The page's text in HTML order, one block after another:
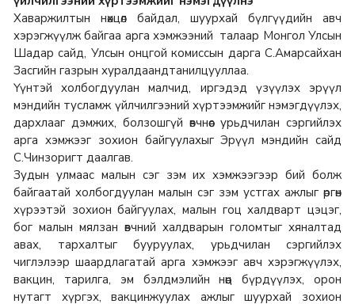
Хаваржилтын нөхцөл байдал, шуурхай бүлгүүдийн авч
хэрэгжүүлж байгаа арга хэмжээний талаар Монгол Улсын
Шадар сайд, Улсын онцгой комиссын дарга С.Амарсайхан
Засгийн газрын хуралдаандтанилцууллаа.
Үүнтэй холбогдуулан малчид, иргэдэд үзүүлэх эрүүл
мэндийн тусламж үйлчилгээний хүртээмжийг нэмэгдүүлэх,
дархлааг дэмжих, болзошгүй өвчнөөс урьдчилан сэргийлэх
арга хэмжээг зохион байгуулахыг Эрүүл мэндийн сайд
С.Чинзоригт даалгав.
Зудын улмаас малын сэг зэм их хэмжээгээр бий болж
байгаатай холбогдуулан малын сэг зэм устгах ажлыг өргөн
хүрээтэй зохион байгуулах, малын гоц халдварт цэцэг,
бог малын мялзан өвчний халдварын голомтыг хяналтад
авах, тархалтыг бууруулах, урьдчилан сэргийлэх
чиглэлээр шаардлагатай арга хэмжээг авч хэрэгжүүлэх,
вакцин, тарилга, эм бэлдмэлийн нөөц бүрдүүлэх, орон
нутагт хүргэх, вакцинжуулах ажлыг шуурхай зохион